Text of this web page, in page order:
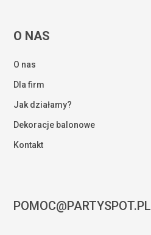
O NAS
O nas
Dla firm
Jak działamy?
Dekoracje balonowe
Kontakt
POMOC@PARTYSPOT.PL